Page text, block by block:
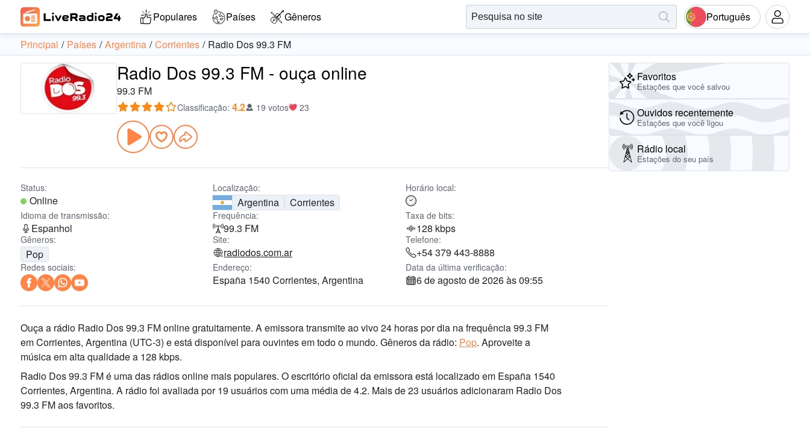
Populares Países Gêneros Português
Principal Países Argentina Corrientes Radio Dos 99.3 FM
Radio Dos 99.3 FM - ouça online
99.3 FM
Classificação: 4.2 19 votos 23
Status:
Online
Localização:
Argentina Corrientes
Horário local:
Idioma de transmissão:
Espanhol
Frequência:
99.3 FM
Taxa de bits:
128 kbps
Gêneros:
Pop
Site:
radiodos.com.ar
Telefone:
+54 379 443-8888
Redes sociais: Endereço:
España 1540 Corrientes, Argentina
Data da última verificação:
6 de agosto de 2026 às 09:55
Ouça a rádio Radio Dos 99.3 FM online gratuitamente. A emissora transmite ao vivo 24 horas por dia na frequência 99.3 FM
em Corrientes, Argentina (UTC-3) e está disponível para ouvintes em todo o mundo. Gêneros da rádio: Pop. Aproveite a
músicaem alta qualidadea 128 kbps.
Radio Dos 99.3 FM é uma das rádios online mais populares. O escritório oficial da emissora está localizado em España 1540
Corrientes, Argentina. A rádio foi avaliada por 19 usuários com uma média de 4.2. Mais de 23 usuários adicionaram Radio Dos
99.3 FM aos favoritos.
Favoritos
Estações que você salvou
Ouvidos recentemente
Estações que você ligou
Rádio local
Estações do seu país